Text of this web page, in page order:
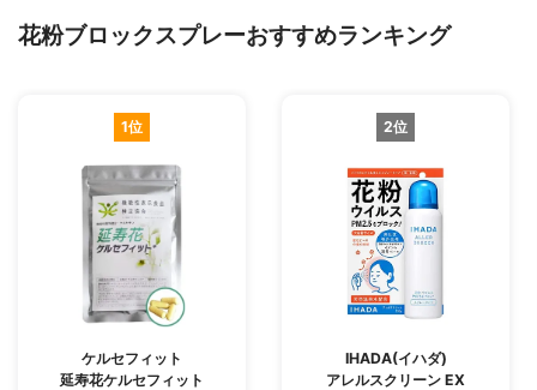
花粉ブロックスプレーおすすめランキング
1位
ケルセフィット
延寿花ケルセフィット
2位
IHADA(イハダ)
アレルスクリーン EX